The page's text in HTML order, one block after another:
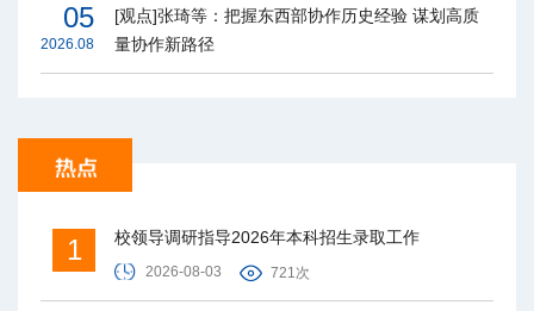
05
2026.08
[观点]张琦等：把握东西部协作历史经验 谋划高质
量协作新路径
1 校领导调研指导2026年本科招生录取工作
2026-08-03 721次